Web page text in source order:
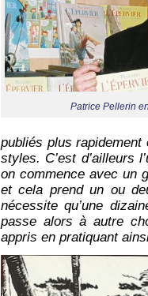
Patrice Pellerin
publiés plus
styles. C’est d’ailleurs
on commence avec un
et cela prend un ou
nécessite qu’une
passe alors à autre
appris en pratiquant